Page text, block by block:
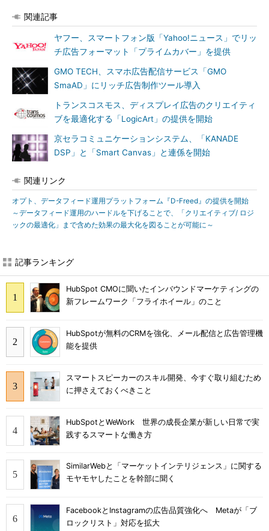
関連記事
ヤフー、スマートフォン版「Yahoo!ニュース」でリッ
チ広告フォーマット「プライムカバー」を提供
GMO TECH、スマホ広告配信サービス「GMO
SmaAD」にリッチ広告制作ツール導入
トランスコスモス、ディスプレイ広告のクリエイティ
ブを最適化する「LogicArt」の提供を開始
京セラコミュニケーションシステム、「KANADE
DSP」と「Smart Canvas」と連係を開始
関連リンク
オプト、データフィード運用プラットフォーム『D-Freed』の提供を開始
～データフィード運用のハードルを下げることで、「クリエイティブ/ ロジ
ックの最適化」まで含めた効果の最大化を図ることが可能に～
記事ランキング
HubSpot CMOに聞いたインバウンドマーケティングの
新フレームワーク「フライホイール」のこと
HubSpotが無料のCRMを強化、メール配信と広告管理機
能を提供
スマートスピーカーのスキル開発、今すぐ取り組むため
に押さえておくべきこと
HubSpotとWeWork 世界の成長企業が新しい日常で実
践するスマートな働き方
SimilarWebと「マーケットインテリジェンス」に関する
モヤモヤしたことを幹部に聞く
FacebookとInstagramの広告品質強化へ Metaが「ブ
ロックリスト」対応を拡大